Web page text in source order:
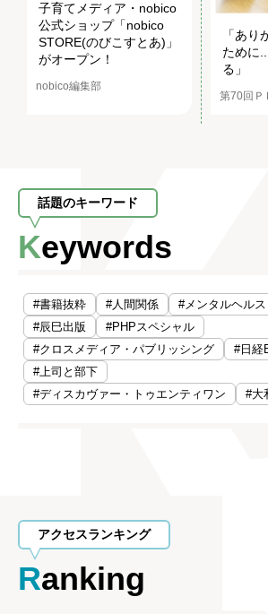
子育てメディア・nobico
公式ショップ「nobico
STORE(のびこすとあ)」
がオープン！
nobico編集部
「あ
ために
る」
第70回Ｐ
話題のキーワード
Keywords
#書籍抜粋 #人間関係
#メンタルヘルス
#辰巳出版
#PHPスペシャル
#クロスメディア・パブリッシング
#日経
#上司と部下
#ディスカヴァー・トゥエンティワン
#大
アクセスランキング
Ranking